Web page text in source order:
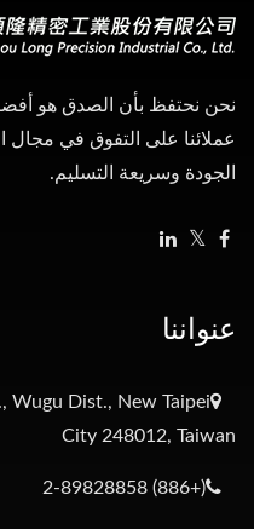
نحن نحتفظ بأن الصدق هو
عملائنا على التفوق في مجال
الجودة وسريعة التسليم.
عنواننا
Wugu Dist., New Taipei
City 248012, Taiwan
(+886) 2-89828858